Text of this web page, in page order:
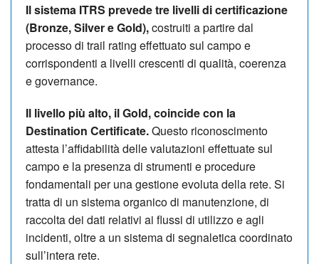
Il sistema ITRS prevede tre livelli di certificazione
(Bronze, Silver e Gold),costruiti a partire dal
processo di trail rating effettuato sul campo e
corrispondenti a livelli crescenti di qualità, coerenza
e governance.
Il livello più alto, il Gold, coincide con la
Destination Certificate.Questo riconoscimento
attesta l’affidabilità delle valutazioni effettuate sul
campo e la presenza di strumenti e procedure
fondamentali per una gestione evoluta della rete. Si
tratta di un sistema organico di manutenzione, di
raccolta dei dati relativi ai flussi di utilizzo e agli
incidenti, oltre a un sistema di segnaletica coordinato
sull’intera rete.